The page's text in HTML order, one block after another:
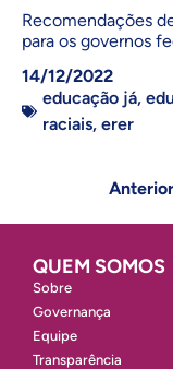
Recomendações
para os governos
14/12/2022
educação já,
raciais, erer
Anterior
QUEM SOMOS
Sobre
Governança
Equipe
Transparência